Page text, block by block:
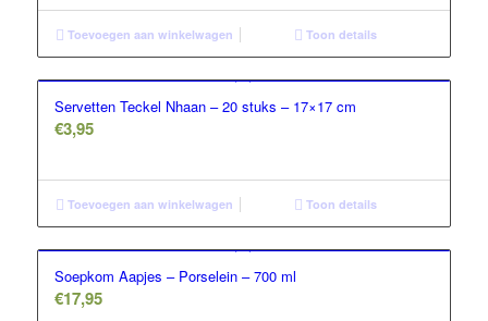
Toevoegen aan winkelwagen Toon details
Servetten Teckel Nhaan – 20 stuks – 17×17 cm
€3,95
Toevoegen aan winkelwagen Toon details
Soepkom Aapjes – Porselein – 700 ml
€17,95